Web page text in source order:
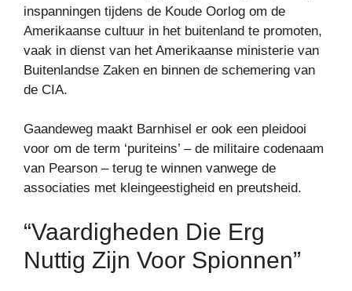
inspanningen tijdens de Koude Oorlog om de
Amerikaanse cultuur in het buitenland te promoten,
vaak in dienst van het Amerikaanse ministerie van
Buitenlandse Zaken en binnen de schemering van
de CIA.
Gaandeweg maakt Barnhisel er ook een pleidooi
voor om de term ‘puriteins’ – de militaire codenaam
van Pearson – terug te winnen vanwege de
associaties met kleingeestigheid en preutsheid.
“Vaardigheden Die Erg
Nuttig Zijn Voor Spionnen”